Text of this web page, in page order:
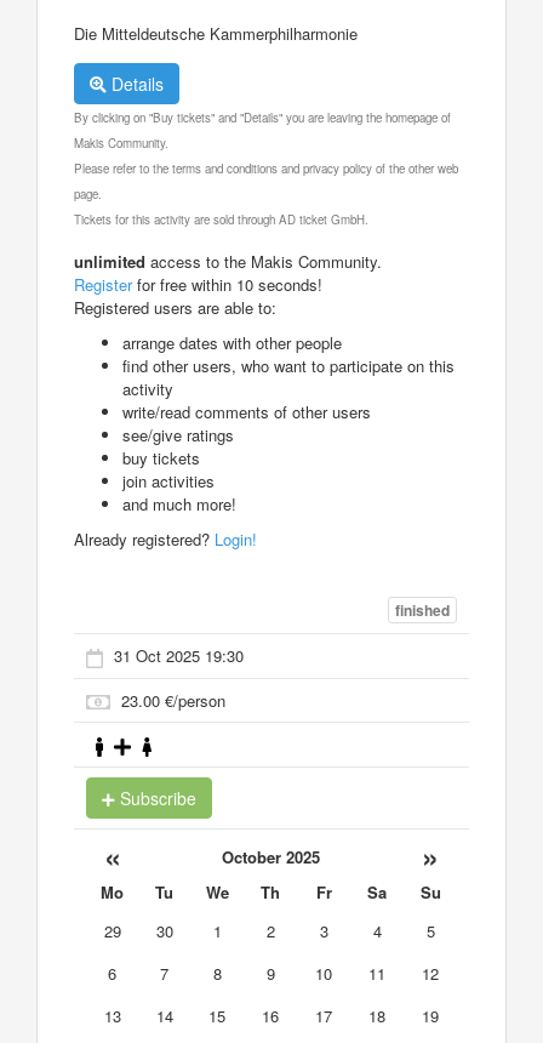
Die Mitteldeutsche Kammerphilharmonie
Details
By clicking on "Buy tickets" and "Details" you are leaving the homepage of
Makis Community.
Please refer to the terms and conditions and privacy policy of the other web
page.
Tickets for this activity are sold through AD ticket GmbH.
unlimited access to the Makis Community.
Registerfor free within 10 seconds!
Registered users are able to:
arrange dates with other people
find other users, who want to participate on this
activity
write/read comments of other users
see/give ratings
buy tickets
join activities
and much more!
Already registered? Login!
finished
31 Oct 2025 19:30
23.00 €/person
Subscribe
« October 2025 »
Mo Tu We Th Fr Sa
Su
29
30 1 2 3 4
5
6
7 8 9 10 11
12
13
14 15 16 17 18
19